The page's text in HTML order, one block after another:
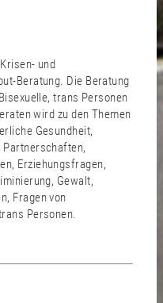
und
Beratung. Die Beratung
trans Personen
wird zu den Themen
Gesundheit,
Partnerschaften,
Erziehungsfragen,
Gewalt,
Fragen von
Personen.